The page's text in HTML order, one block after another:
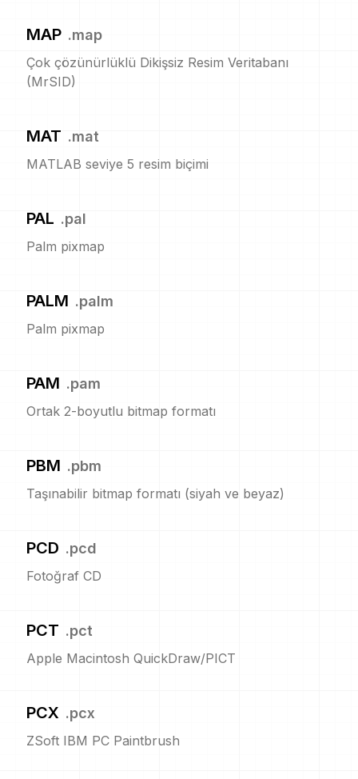
MAP .map
Çok çözünürlüklü Dikişsiz Resim Veritabanı
(MrSID)
MAT .mat
MATLAB seviye 5 resim biçimi
PAL .pal
Palm pixmap
PALM .palm
Palm pixmap
PAM .pam
Ortak 2-boyutlu bitmap formatı
PBM .pbm
Taşınabilir bitmap formatı (siyah ve beyaz)
PCD .pcd
Fotoğraf CD
PCT .pct
Apple Macintosh QuickDraw/PICT
PCX .pcx
ZSoft IBM PC Paintbrush